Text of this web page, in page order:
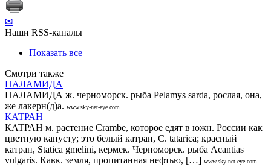
✉
Наши RSS-каналы
Показать все
Смотри также
ПАЛАМИДА
ПАЛАМИДА ж. черноморск. рыба Pelamys sarda, рослая, она,
же лакерн(д)а. www.sky-net-eye.com
КАТРАН
КАТРАН м. растение Сrambе, которое едят в южн. России как
цветную капусту; это белый катран, C. tatariса; красный
катран, Statica gmelini, кермек. Черноморск. рыба Асаntias
vulgaris. Кавк. земля, пропитанная нефтью, […] www.sky-net-eye.com